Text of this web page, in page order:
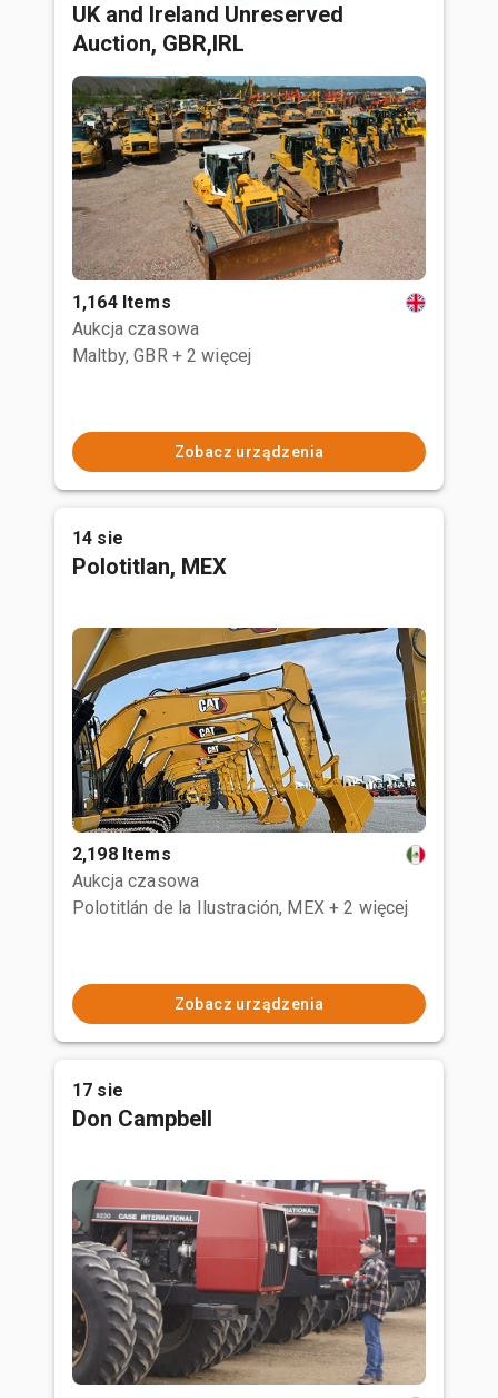
UK and Ireland Unreserved
Auction, GBR,IRL
1,164 Items
Aukcja czasowa
Maltby, GBR + 2 więcej
Zobacz urządzenia
14 sie
Polotitlan, MEX
2,198 Items
Aukcja czasowa
Polotitlán de la Ilustración, MEX + 2 więcej
Zobacz urządzenia
17 sie
Don Campbell